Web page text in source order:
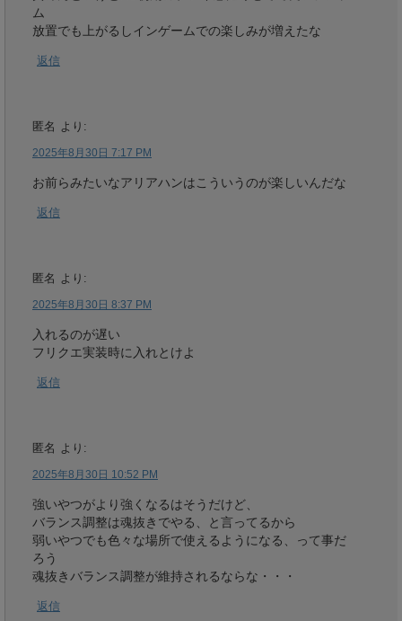
ム
放置でも上がるしインゲームでの楽しみが増えたな
返信
匿名 より:
2025年8月30日 7:17 PM
お前らみたいなアリアハンはこういうのが楽しいんだな
返信
匿名 より:
2025年8月30日 8:37 PM
入れるのが遅い
フリクエ実装時に入れとけよ
返信
匿名 より:
2025年8月30日 10:52 PM
強いやつがより強くなるはそうだけど、
バランス調整は魂抜きでやる、と言ってるから
弱いやつでも色々な場所で使えるようになる、って事だ
ろう
魂抜きバランス調整が維持されるならな・・・
返信